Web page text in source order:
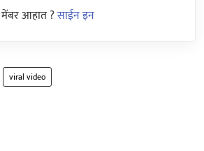
मेंबर आहात ?साईन इन
viral video